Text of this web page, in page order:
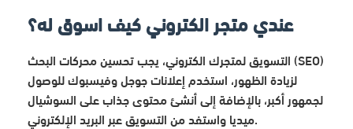
عندي متجر الكتروني كيف اسوق له؟
التسويق لمتجرك الكتروني، يجب تحسين محركات البحث (SEO)
لزيادة الظهور، استخدم إعلانات جوجل وفيسبوك للوصول
لجمهور أكبر، بالإضافة إلى أنشئ محتوى جذاب على السوشيال
ميديا واستفد من التسويق عبر البريد الإلكتروني.